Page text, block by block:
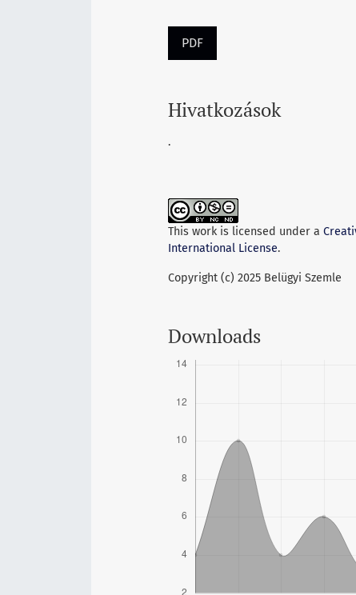
PDF
Hivatkozások
.
This work is licensed under a
International License.
Copyright (c) 2025 Belügyi Szemle
Downloads